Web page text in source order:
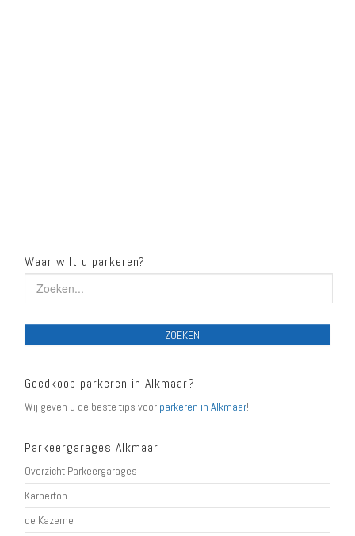
Waar wilt u parkeren?
ZOEKEN
Goedkoop parkeren in Alkmaar?
Wij geven u de beste tips voor parkeren in Alkmaar!
Parkeergarages Alkmaar
Overzicht Parkeergarages
Karperton
de Kazerne